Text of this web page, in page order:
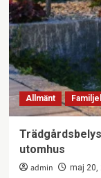
Allmänt
utomhus
admin maj 20,